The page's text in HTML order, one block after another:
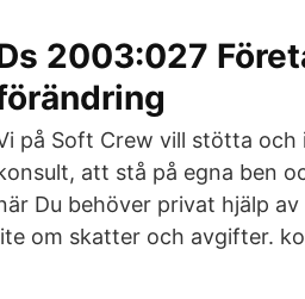
2003:027
på Soft Crew vill stötta
att stå på egna ben
Du behöver privat hjälp
om skatter och avgifter.